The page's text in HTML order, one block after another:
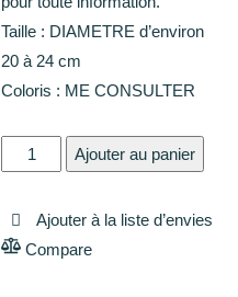
Taille : DIAMETRE d’environ
20 à 24 cm
Coloris : ME CONSULTER
quantité
en
Ajouter au panier
Ajouter à la liste d’envies
Compare